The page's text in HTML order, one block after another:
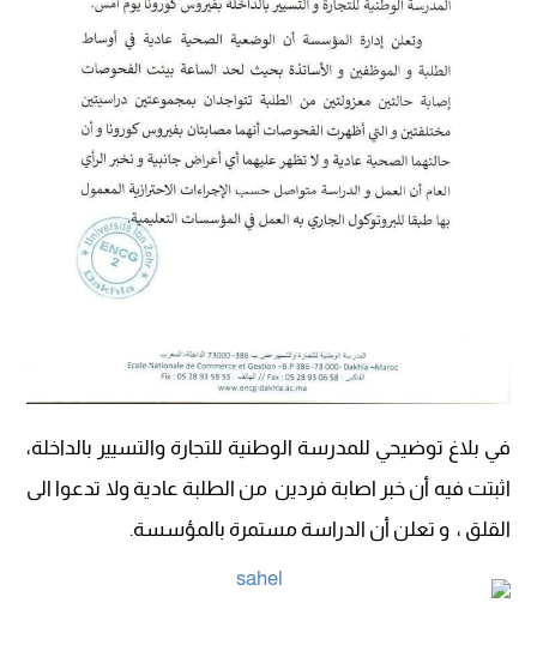
في بلاغ توضيحي للمدرسة الوطنية للتجارة والتسيير بالداخلة،
اثبتت فيه أن خبر اصابة فردين من الطلبة عادية ولا تدعوا الى
القلق ، و تعلن أن الدراسة مستمرة بالمؤسسة.